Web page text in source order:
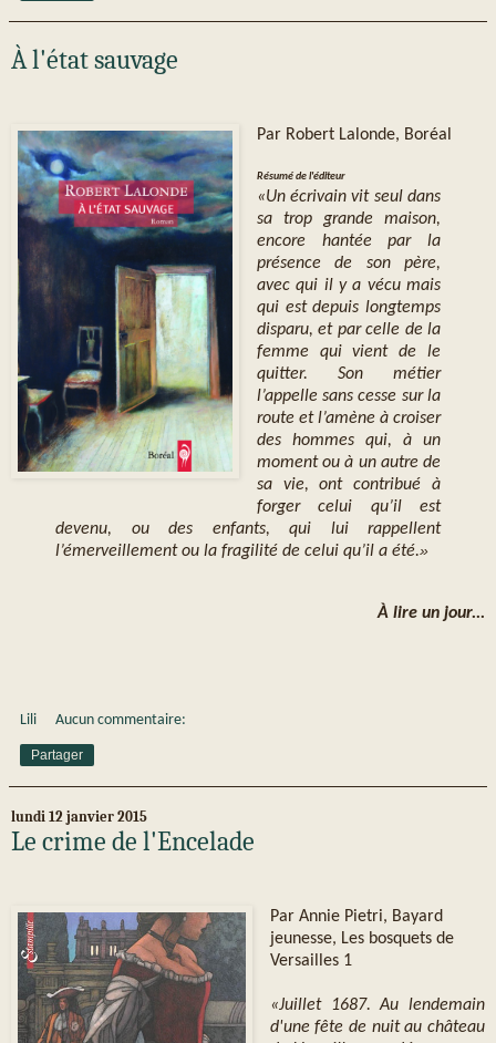
À l'état sauvage
Par Robert Lalonde, Boréal
Résumé de l'éditeur
«Un écrivain vit seul dans
sa trop grande maison,
encore hantée par la
présence de son père,
avec qui il y a vécu mais
qui est depuis longtemps
disparu, et par celle de la
femme qui vient de le
quitter. Son métier
l’appelle sans cesse sur la
route et l’amène à croiser
des hommes qui, à un
moment ou à un autre de
sa vie, ont contribué à
forger celui qu’il est
devenu, ou des enfants, qui lui rappellent
l’émerveillement ou la fragilité de celui qu’il a été.»
À lire un jour...
Lili Aucun commentaire:
Partager
lundi 12 janvier 2015
Le crime de l'Encelade
Par Annie Pietri, Bayard
jeunesse, Les bosquets de
Versailles 1
«Juillet 1687. Au lendemain
d'une fête de nuit au château